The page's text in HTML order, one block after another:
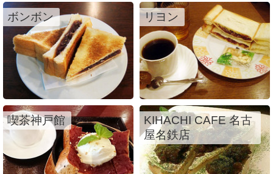
ボンボン リヨン
喫茶神戸館
KIHACHI CAFE 名古
屋名鉄店